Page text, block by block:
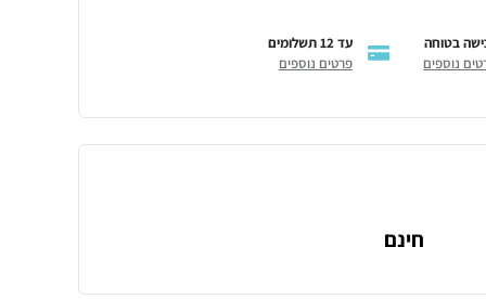
בטוחה
נוספים
עד 12 תשלומים
פרטים נוספים
חינם